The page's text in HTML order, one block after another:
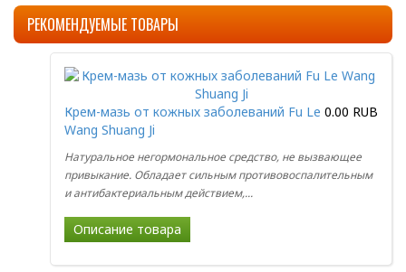
РЕКОМЕНДУЕМЫЕ ТОВАРЫ
0.00 RUB
Крем-мазь от кожных заболеваний Fu Le
Wang Shuang Ji
Натуральное негормональное средство, не вызвающее
привыкание. Обладает сильным противовоспалительным
и антибактериальным действием,...
Описание товара